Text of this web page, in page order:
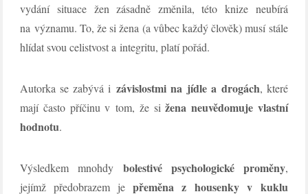
vydání situace žen zásadně změnila, této knize neubírá
na významu. To, že si žena (a vůbec každý člověk) musí stále
hlídat svou celistvost a integritu, platí pořád.
Autorka se zabývá i závislostmi na jídle a drogách, které
mají často příčinu v tom, že sižena neuvědomuje vlastní
hodnotu.
Výsledkem mnohdy bolestivé psychologické proměny,
jejímž předobrazem jepřeměna z housenky v kuklu